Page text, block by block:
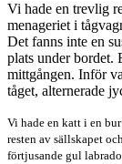
Vi hade en trevlig
menageriet i
Det fanns inte en
plats under bordet.
mittgången. Inför
tåget, alternerade
Vi hade en katt i en
resten av sällskapet
förtjusande gul